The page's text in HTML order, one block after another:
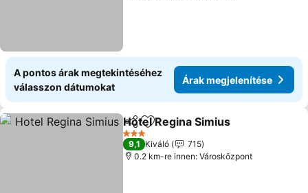
A pontos árak megtekintéséhez
válasszon dátumokat
Árak megjelenítése
Megosztás
Hozzáadás a kedvencekhez
Hotel Regina Simius
3 Kategória
9,1 Kiváló
715
0.2 km-re innen: Városközpont